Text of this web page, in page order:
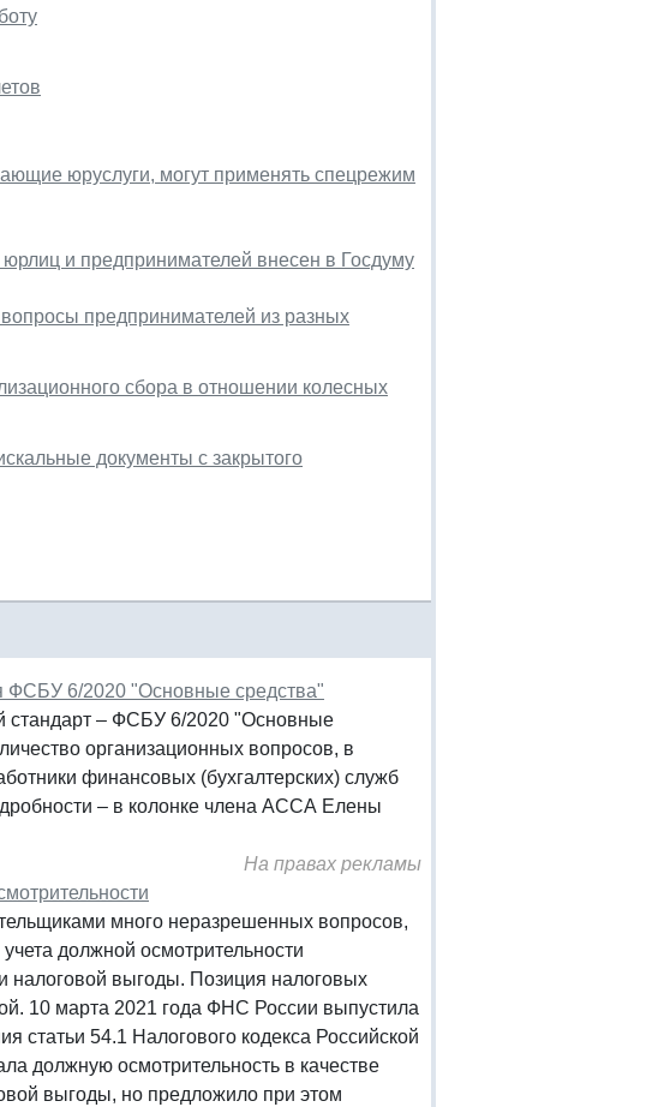
юруслуги, могут применять спецрежим
и предпринимателей внесен в Госдуму
предпринимателей из разных
сбора в отношении колесных
документы с закрытого
ФСБУ 6/2020 "Основные средства"
стандарт – ФСБУ 6/2020 "Основные
организационных вопросов, в
финансовых (бухгалтерских) служб
– в колонке члена АССА Елены
На правах рекламы
много неразрешенных вопросов,
должной осмотрительности
налоговой выгоды. Позиция налоговых
10 марта 2021 года ФНС России выпустила
54.1 Налогового кодекса Российской
должную осмотрительность в качестве
выгоды, но предложило при этом